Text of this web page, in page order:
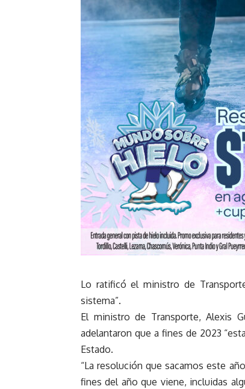
Lo ratificó el ministro de
sistema”.
El ministro de Transporte, Alexis
adelantaron que a fines de 2023
Estado.
“La resolución que sacamos este
fines del año que viene, incluidas